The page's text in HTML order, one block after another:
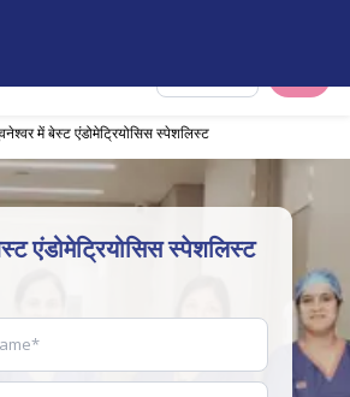
में बेस्ट एंडोमेट्रियोसिस स्पेशलिस्ट
एंडोमेट्रियोसिस स्पेशलिस्ट